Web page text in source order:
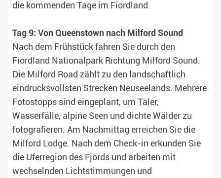
die kommenden Tage im Fiordland.
Tag 9: Von Queenstown nach Milford Sound
Nach dem Frühstück fahren Sie durch den
Fiordland Nationalpark Richtung Milford Sound.
Die Milford Road zählt zu den landschaftlich
eindrucksvollsten Strecken Neuseelands. Mehrere
Fotostopps sind eingeplant, um Täler,
Wasserfälle, alpine Seen und dichte Wälder zu
fotografieren. Am Nachmittag erreichen Sie die
Milford Lodge. Nach dem Check-in erkunden Sie
die Uferregion des Fjords und arbeiten mit
wechselnden Lichtstimmungen und